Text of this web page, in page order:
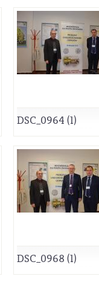
DSC_0964 (1)
DSC_0968 (1)